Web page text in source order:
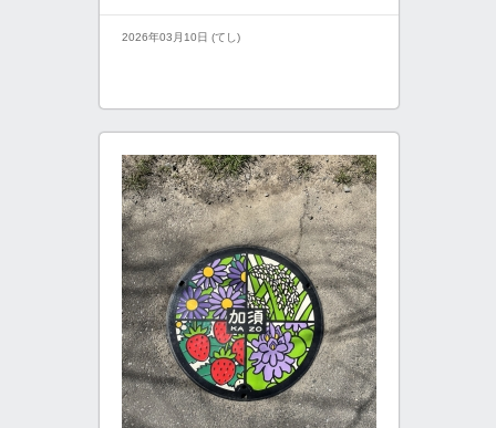
2026年03月10日 (てし)